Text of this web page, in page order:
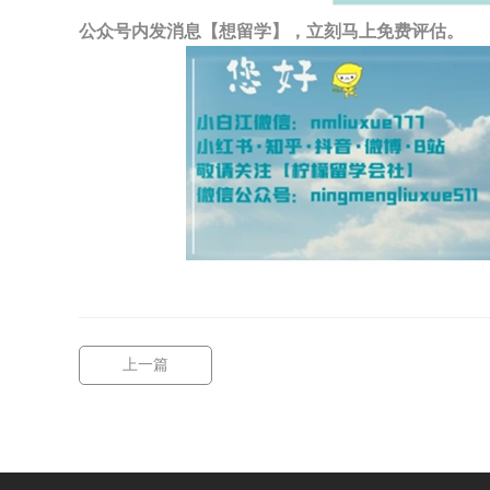
公众号内发消息【想留学】，立刻马上免费评估。
上一篇